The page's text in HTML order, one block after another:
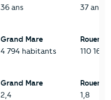
36 ans
37 ans
Grand Mare
4 794 habitants
Rouen
110 169
Grand Mare
2,4
Rouen
1,8